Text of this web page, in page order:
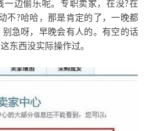
一边偷乐呢。专职卖家，在没?在
不?哈哈，那是肯定的了，一晚都
急呀，早晚会有人的。有空的话
东西没实际操作过。